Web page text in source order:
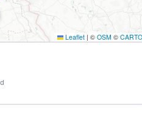
Leaflet | © OSM © CARTO